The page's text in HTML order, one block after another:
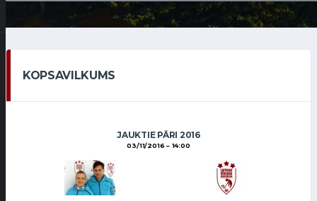
KOPSAVILKUMS
JAUKTIE PĀRI 2016
03/11/2016 14:00